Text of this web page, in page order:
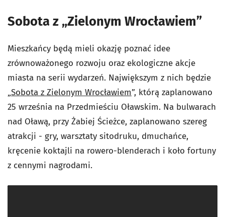
Sobota z „Zielonym Wrocławiem”
Mieszkańcy będą mieli okazję poznać idee
zrównoważonego rozwoju oraz ekologiczne akcje
miasta na serii wydarzeń. Największym z nich będzie
„Sobota z Zielonym Wrocławiem”, którą zaplanowano
25 września na Przedmieściu Oławskim. Na bulwarach
nad Oławą, przy Żabiej Ścieżce, zaplanowano szereg
atrakcji - gry, warsztaty sitodruku, dmuchańce,
kręcenie koktajli na rowero-blenderach i koło fortuny
z cennymi nagrodami.